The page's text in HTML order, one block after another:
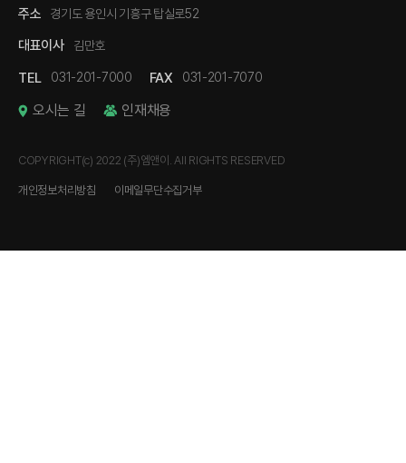
주소 경기도 용인시 기흥구 탑실로52
대표이사 김만호
TEL 031-201-7000 FAX 031-201-7070
오시는 길 인재채용
COPYRIGHT(c) 2022 (주)엠앤이. All RIGHTS RESERVED
개인정보처리방침 이메일무단수집거부